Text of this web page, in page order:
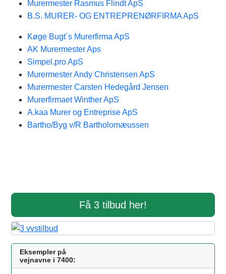
Murermester Rasmus Flindt ApS
B.S. MURER- OG ENTREPRENØRFIRMA ApS
Køge Bugt´s Murerfirma ApS
AK Murermester Aps
Simpel.pro ApS
Murermester Andy Christensen ApS
Murermester Carsten Hedegård Jensen
Murerfirmaet Winther ApS
A.kaa Murer og Entreprise ApS
Bartho/Byg v/R Bartholomæussen
Få 3 tilbud her!
Eksempler på
vejnavne i 7400: